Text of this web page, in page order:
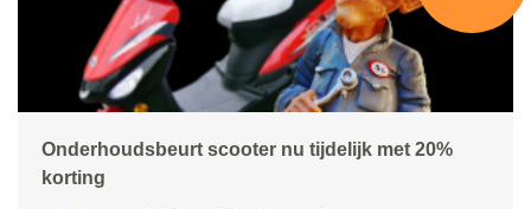
Onderhoudsbeurt scooter nu tijdelijk met 20%
korting